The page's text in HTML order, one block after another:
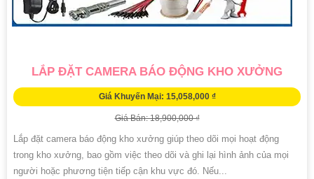
LẮP ĐẶT CAMERA BÁO ĐỘNG KHO XƯỞNG
Giá Khuyến Mại: 15,058,000 ₫
Giá Bán: 18,900,000 ₫
Lắp đặt camera báo động kho xưởng giúp theo dõi mọi hoạt động
trong kho xưởng, bao gồm việc theo dõi và ghi lại hình ảnh của mọi
người hoặc phương tiện tiếp cận khu vực đó. Nếu...